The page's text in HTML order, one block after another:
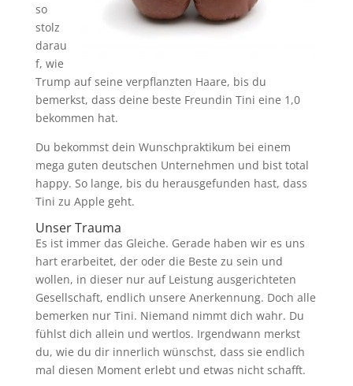
so
stolz
darau
f, wie
Trump auf seine verpflanzten Haare, bis du
bemerkst, dass deine beste Freundin Tini eine 1,0
bekommen hat.
Du bekommst dein Wunschpraktikum bei einem
mega guten deutschen Unternehmen und bist total
happy. So lange, bis du herausgefunden hast, dass
Tini zu Apple geht.
Unser Trauma
Es ist immer das Gleiche. Gerade haben wir es uns
hart erarbeitet, der oder die Beste zu sein und
wollen, in dieser nur auf Leistung ausgerichteten
Gesellschaft, endlich unsere Anerkennung. Doch alle
bemerken nur Tini. Niemand nimmt dich wahr. Du
fühlst dich allein und wertlos. Irgendwann merkst
du, wie du dir innerlich wünschst, dass sie endlich
mal diesen Moment erlebt und etwas nicht schafft.